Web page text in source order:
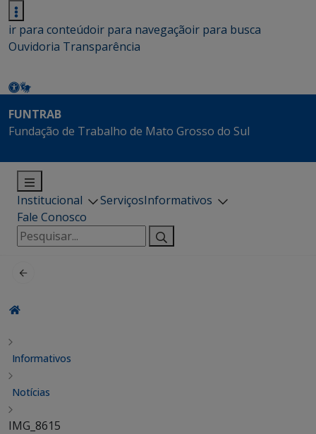
ir para conteúdoir para navegaçãoir para busca
Ouvidoria Transparência
FUNTRAB
Fundação de Trabalho de Mato Grosso do Sul
Institucional ServiçosInformativos
Fale Conosco
Pesquisar
por:
Informativos
Notícias
IMG_8615